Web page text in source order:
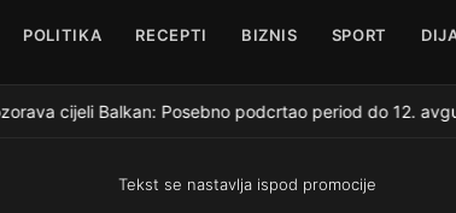
POLITIKA RECEPTI BIZNIS SPORT
cijeli Balkan: Posebno podcrtao period do 12.
Tekst se nastavlja ispod promocije